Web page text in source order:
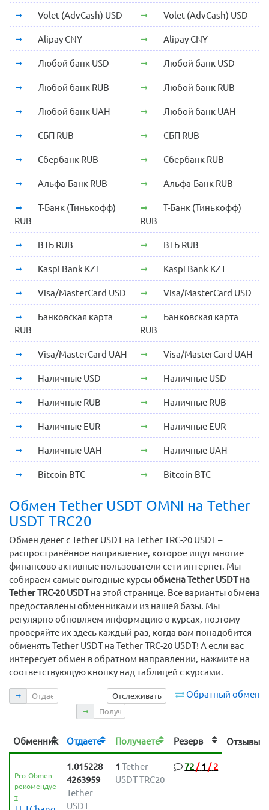
Volet (AdvCash) USD Volet (AdvCash) USD
Alipay CNY Alipay CNY
Любой банк USD Любой банк USD
Любой банк RUB Любой банк RUB
Любой банк UAH Любой банк UAH
СБП RUB СБП RUB
Сбербанк RUB Сбербанк RUB
Альфа-Банк RUB Альфа-Банк RUB
Т-Банк (Тинькофф)
RUB
Т-Банк (Тинькофф)
RUB
ВТБ RUB ВТБ RUB
Kaspi Bank KZT Kaspi Bank KZT
Visa/MasterCard USD Visa/MasterCard USD
Банковская карта
RUB
Банковская карта
RUB
Visa/MasterCard UAH Visa/MasterCard UAH
Наличные USD Наличные USD
Наличные RUB Наличные RUB
Наличные EUR Наличные EUR
Наличные UAH Наличные UAH
Bitcoin BTC Bitcoin BTC
Обмен Tether USDT OMNI на Tether
USDT TRC20
Обмен денег с Tether USDT на Tether TRC-20 USDT –
распространённое направление, которое ищут многие
финансово активные пользователи сети интернет. Мы
собираем самые выгодные курсыобмена Tether USDT на
Tether TRC-20 USDTна этой странице. Все варианты обмена
предоставлены обменниками из нашей базы. Мы
регулярно обновляем информацию о курсах, поэтому
проверяйте их здесь каждый раз, когда вам понадобится
обменять Tether USDT на Tether TRC-20 USDT! А если вас
интересует обмен в обратном направлении, нажмите на
соответствующую кнопку над таблицей с курсами.
Обратный обмен
Отслеживать
Отдаете
Получаете
Обменник Отдаете Получаете Резерв
Pro-Obmen
рекомендуе
т
1.015228
4263959
Tether
USDT
1 Tether
USDT TRC20
72 / 1 / 2